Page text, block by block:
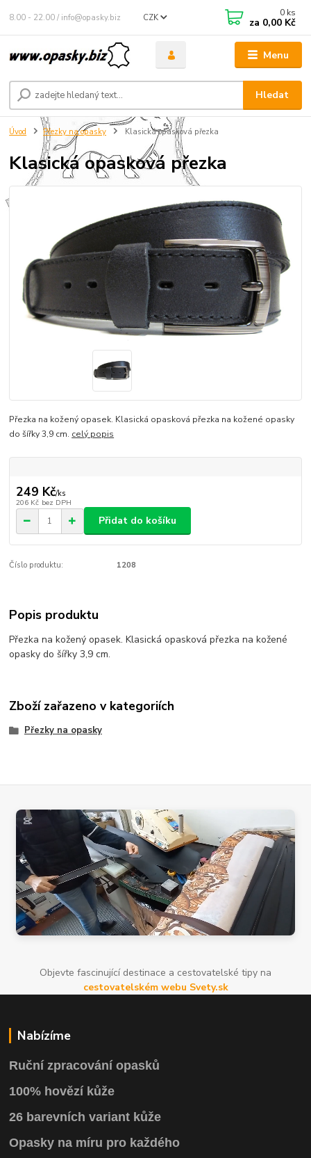
Menu
CZK
Hledat
8.00 - 22.00 / info@opasky.biz 0 ks
za 0,00 Kč
Úvod Přezky na opasky Klasická opasková přezka
Klasická opasková přezka
Přezka na kožený opasek. Klasická opasková přezka na kožené opasky
do šířky 3,9 cm. celý popis
249 Kč/ks
206 Kč bez DPH
Přidat do košíku
Číslo produktu: 1208
Popis produktu
Přezka na kožený opasek. Klasická opasková přezka na kožené
opasky do šířky 3,9 cm.
Zboží zařazeno v kategoriích
Přezky na opasky
Objevte fascinující destinace a cestovatelské tipy na
cestovatelském webu Svety.sk
Nabízíme
Ruční zpracování opasků
100% hovězí kůže
26 barevních variant kůže
Opasky na míru pro každého